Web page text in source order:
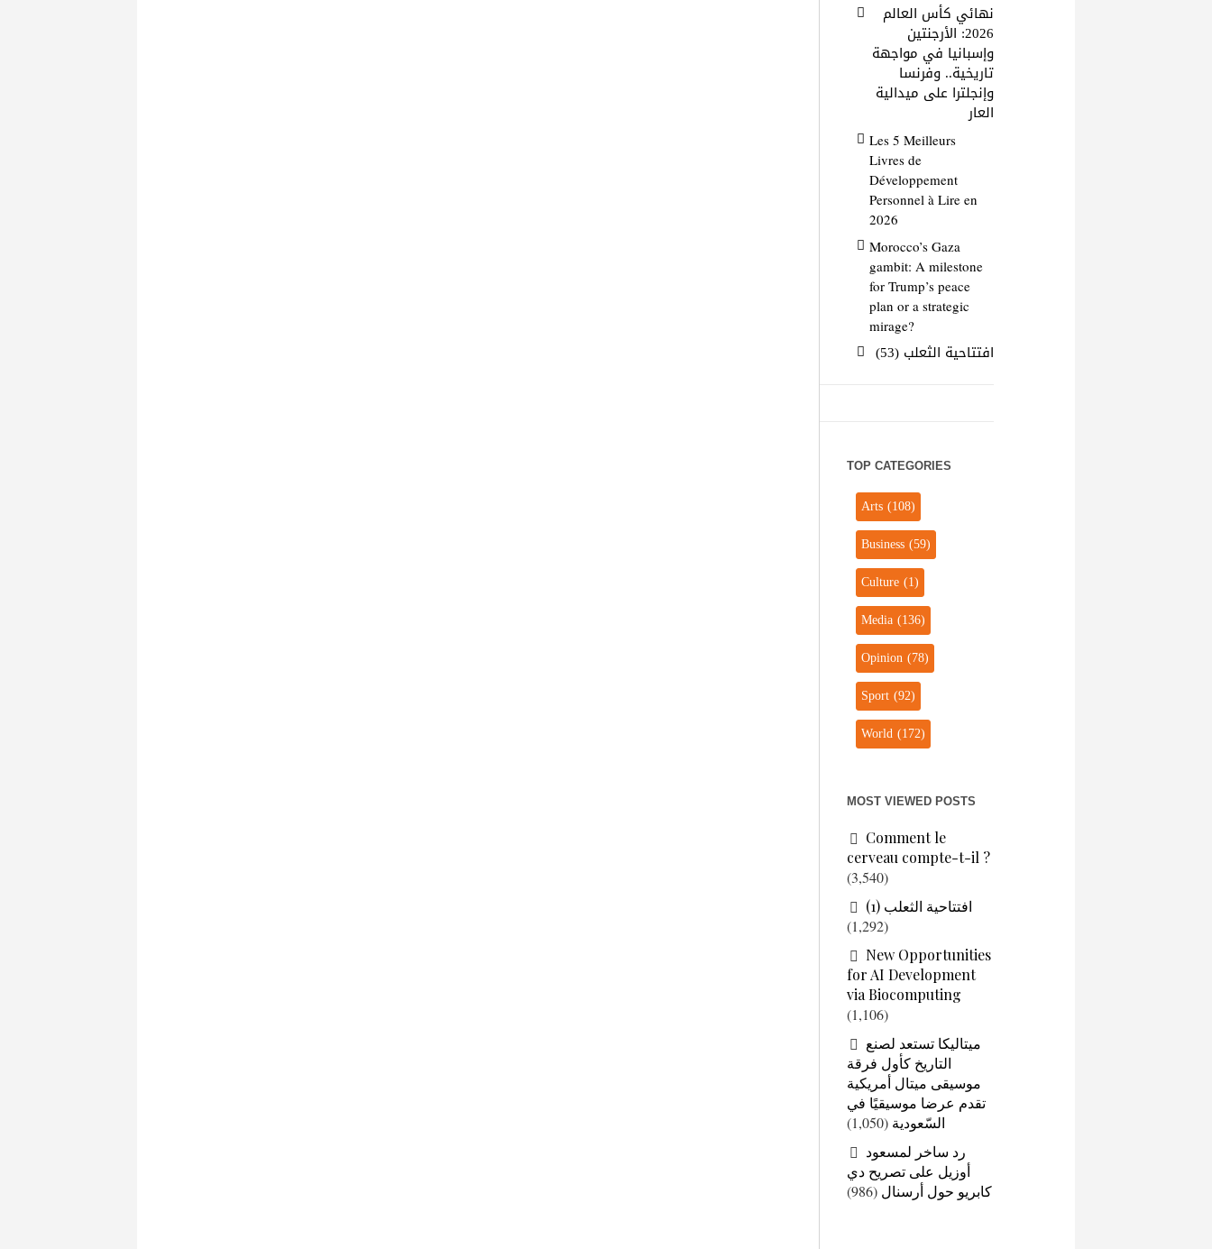
نهائي كأس العالم
2026: الأرجنتين
وإسبانيا في مواجهة
تاريخية.. وفرنسا
وإنجلترا على ميدالية
العار
Les 5 Meilleurs
Livres de
Développement
Personnel à Lire en
2026
Morocco’s Gaza
gambit: A milestone
for Trump’s peace
plan or a strategic
mirage?
افتتاحية الثعلب (53)
TOP CATEGORIES
Arts(108)
Business(59)
Culture(1)
Media(136)
Opinion(78)
Sport(92)
World(172)
MOST VIEWED POSTS
Comment le
cerveau compte-t-il ?
(3,540)
افتتاحية الثعلب (1)
(1,292)
New Opportunities
for AI Development
via Biocomputing
(1,106)
ميتاليكا تستعد لصنع
التاريخ كأول فرقة
موسيقى ميتال أمريكية
تقدم عرضا موسيقيًا في
السّعودية (1,050)
رد ساخر لمسعود
أوزيل على تصريح دي
كابريو حول أرسنال (986)